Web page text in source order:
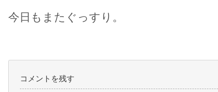
今日もまたぐっすり。
コメントを残す